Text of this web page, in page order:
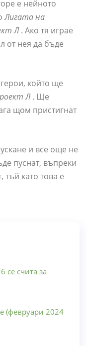
е нейното
Лигата на
Л. Ако тя играе
от нея да бъде
който ще
Л. Ще
щом пристигнат
и все още не
пуснат, въпреки
като това е
се счита за
(февруари 2024